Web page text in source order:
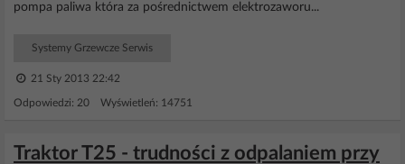
pompa paliwa która za pośrednictwem elektrozaworu...
Systemy Grzewcze Serwis
21 Sty 2013 22:42
Odpowiedzi: 20 Wyświetleń: 14751
Traktor T25 - trudności z odpalaniem przy